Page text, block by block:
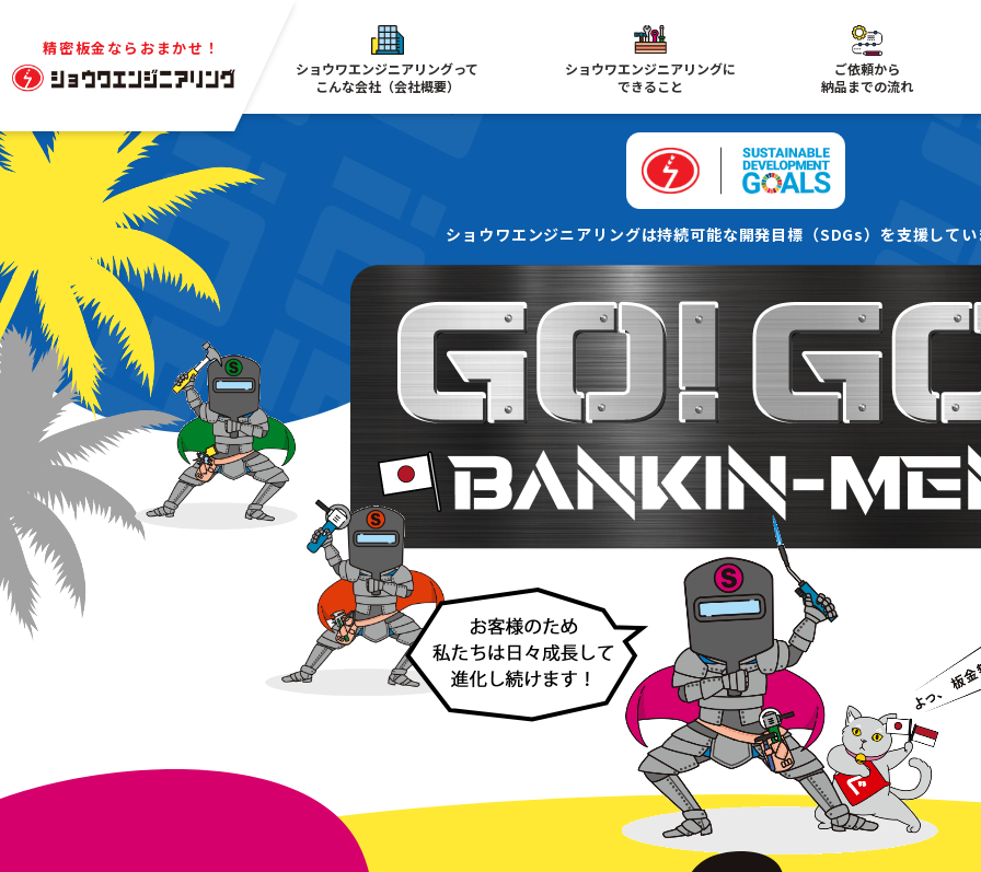
精密板金ならおまかせ！
ショウワエンジニアリングって
こんな会社（会社概要）
ショウワエンジニアリングに
できること
ご依頼から
納品までの流れ
ショウワエンジニアリングは持続可能な開発目標（SDGs）を支援して